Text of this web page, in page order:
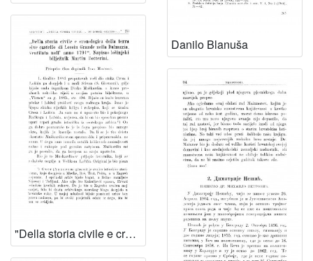
Danilo Blanuša
"Della storia civile e cronologica della terra sive castello di Lossin Grande nella Dalmazia, ventilata nell' anno 1791" : [Napisao lošinjski bilježnik Martin Botterini, 23-44. Moja primjedba o narodnosti stanovnika grada Krka, 44-46] / I. Milčetić